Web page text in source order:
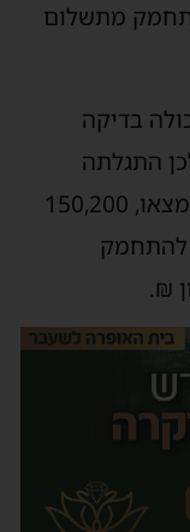
מתשלום
בדיקה
התגלתה
ההברחה. על פי כמות הסיגריות שנמצאו, 150,200
להתחמק